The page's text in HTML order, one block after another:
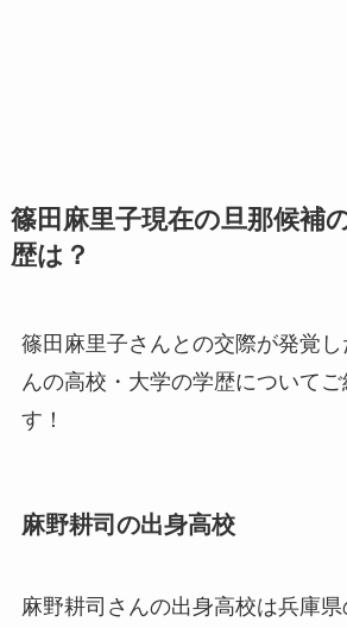
篠田麻里子現在の旦那候補
歴は？
篠田麻里子さんとの交際が発覚し
んの高校・大学の学歴について
す！
麻野耕司の出身高校
麻野耕司さんの出身高校は兵庫